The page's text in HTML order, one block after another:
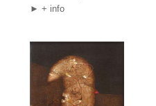
► + info